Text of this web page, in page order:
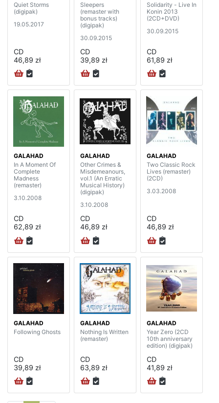
Quiet Storms
(digipak)
19.05.2017
CD
46,89 zł
Sleepers
(remaster with
bonus tracks)
(digipak)
30.09.2015
CD
39,89 zł
Solidarity - Live In
Konin 2013
(2CD+DVD)
30.09.2015
CD
61,89 zł
GALAHAD
In A Moment Of
Complete
Madness
(remaster)
3.10.2008
CD
62,89 zł
GALAHAD
Other Crimes &
Misdemeanours,
vol.1 (An Erratic
Musical History)
(digipak)
3.10.2008
CD
46,89 zł
GALAHAD
Two Classic Rock
Lives (remaster)
(2CD)
3.03.2008
CD
46,89 zł
GALAHAD
Following Ghosts
CD
39,89 zł
GALAHAD
Nothing Is Written
(remaster)
CD
63,89 zł
GALAHAD
Year Zero (2CD
10th anniversary
edition) (digipak)
CD
41,89 zł